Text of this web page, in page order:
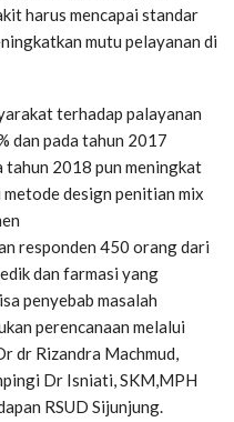
harus mencapai standar
mutu pelayanan di
terhadap palayanan
dan pada tahun 2017
tahun 2018 pun meningkat
design penitian mix
responden 450 orang dari
dan farmasi yang
penyebab masalah
perencanaan melalui
dr Rizandra Machmud,
Dr Isniati, SKM,MPH
RSUD Sijunjung.